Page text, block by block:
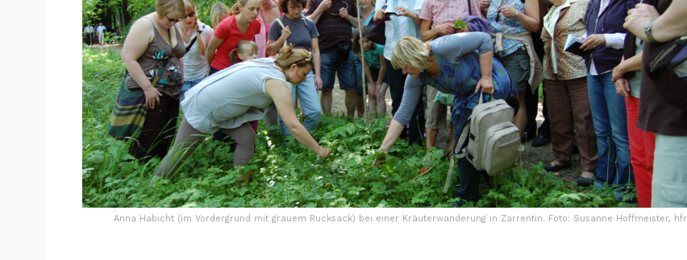
Anna Habicht (im Vordergrund mit grauem Rucksack) bei einer Kräuterwanderung in Zarrentin. Foto: Susanne Hoffmeister, hfr